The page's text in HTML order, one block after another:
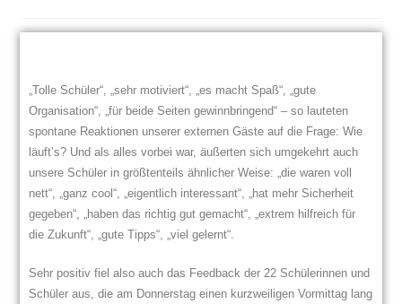
„Tolle Schüler“, „sehr motiviert“, „es macht Spaß“, „gute
Organisation“, „für beide Seiten gewinnbringend“ – so lauteten
spontane Reaktionen unserer externen Gäste auf die Frage: Wie
läuft’s? Und als alles vorbei war, äußerten sich umgekehrt auch
unsere Schüler in größtenteils ähnlicher Weise: „die waren voll
nett“, „ganz cool“, „eigentlich interessant“, „hat mehr Sicherheit
gegeben“, „haben das richtig gut gemacht“, „extrem hilfreich für
die Zukunft“, „gute Tipps“, „viel gelernt“.
Sehr positiv fiel also auch das Feedback der 22 Schülerinnen und
Schüler aus, die am Donnerstag einen kurzweiligen Vormittag lang